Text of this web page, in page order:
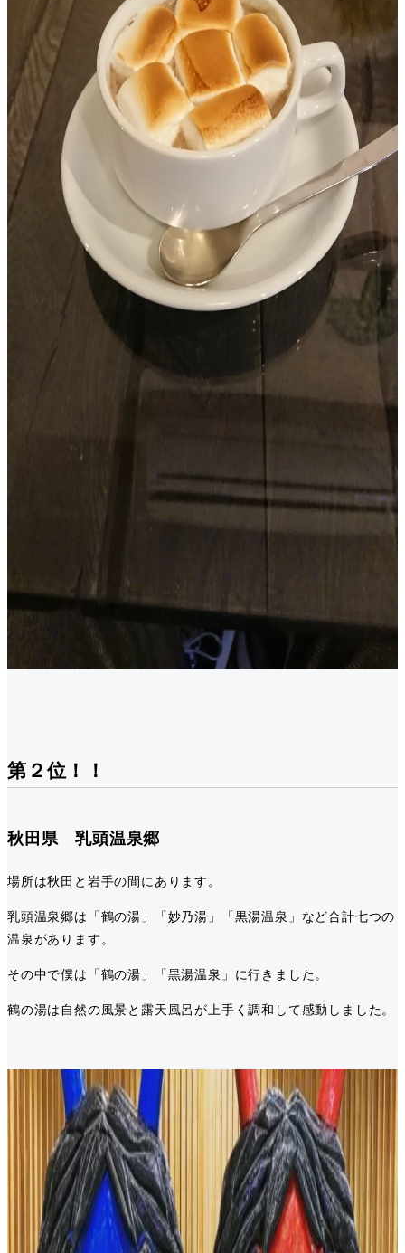
第２位！！
秋田県 乳頭温泉郷
場所は秋田と岩手の間にあります。
乳頭温泉郷は「鶴の湯」「妙乃湯」「黒湯温泉」など合計七つの
温泉があります。
その中で僕は「鶴の湯」「黒湯温泉」に行きました。
鶴の湯は自然の風景と露天風呂が上手く調和して感動しました。